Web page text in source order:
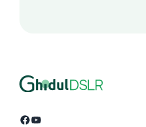
Facebook YouTube